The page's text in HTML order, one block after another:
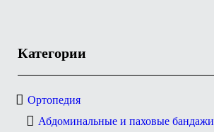
Категории
Ортопедия
Абдоминальные и паховые бандажи